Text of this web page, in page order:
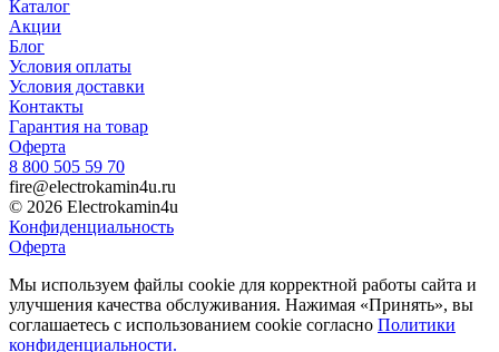
Каталог
Акции
Блог
Условия оплаты
Условия доставки
Контакты
Гарантия на товар
Оферта
8 800 505 59 70
fire@electrokamin4u.ru
© 2026 Electrokamin4u
Конфиденциальность
Оферта
Мы используем файлы cookie для корректной работы сайта и
улучшения качества обслуживания. Нажимая «Принять», вы
соглашаетесь с использованием cookie согласно Политики
конфиденциальности.